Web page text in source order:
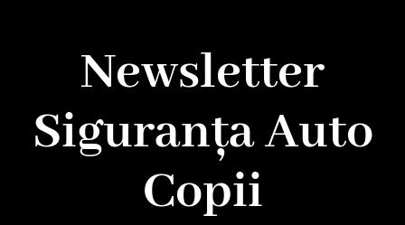
Newsletter
Siguranța Auto
Copii